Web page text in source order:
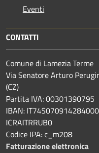
Eventi
CONTATTI
Comune di Lamezia Terme
Via Senatore Arturo
(CZ)
Partita IVA: 00301390795
IBAN:
ICRAITRRUB0
Codice IPA: c_m208
Fatturazione elettronica